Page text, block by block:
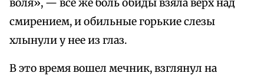
воля», — все же боль обиды взяла верх над
смирением, и обильные горькие слезы
хлынули у нее из глаз.
В это время вошел мечник, взглянул на